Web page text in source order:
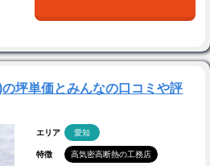
坪単価とみんなの口コミや評
エリア 愛知
特徴 高気密高断熱の工務店